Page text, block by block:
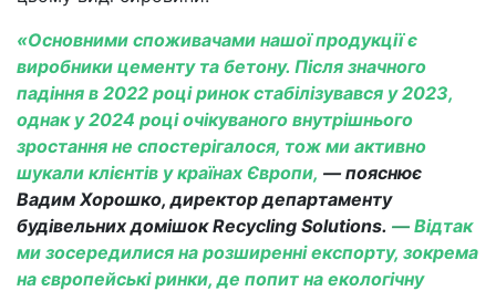
«Основними споживачами нашої продукції є
виробники цементу та бетону. Після значного
падіння в 2022 році ринок стабілізувався у 2023,
однак у 2024 році очікуваного внутрішнього
зростання не спостерігалося, тож ми активно
шукали клієнтів у країнах Європи, — пояснює
Вадим Хорошко, директор департаменту
будівельних домішок Recycling Solutions. — Відтак
ми зосередилися на розширенні експорту, зокрема
на європейські ринки, де попит на екологічну